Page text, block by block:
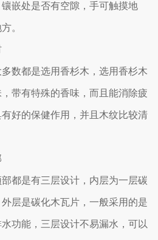
嵌处是否有空隙，手可触摸地
。
数都是选用香杉木，选用香杉木
带有特殊的香味，而且能消除疲
好的保健作用，并且木纹比较清
都是有三层设计，内层为一层碳
层是碳化木瓦片，一般采用的是
功能，三层设计不易漏水，可以